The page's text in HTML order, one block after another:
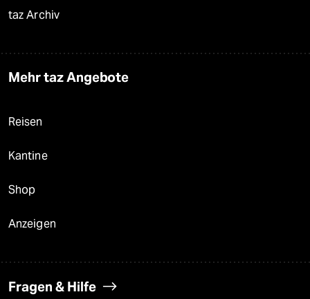
taz Archiv
Mehr taz Angebote
Reisen
Kantine
Shop
Anzeigen
Fragen & Hilfe